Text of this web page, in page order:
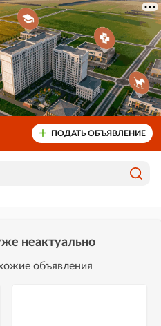
ПОДАТЬ ОБЪЯВЛЕНИЕ
неактуально
объявления